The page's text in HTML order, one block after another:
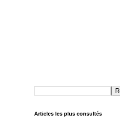
Articles les plus consultés